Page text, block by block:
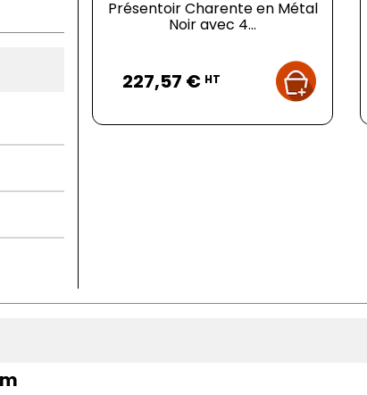
Présentoir Charente en Métal
Noir avec 4...
227,57 € HT